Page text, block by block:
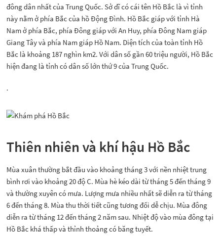
đông dân nhất của Trung Quốc. Sở dĩ có cái tên Hồ Bắc là vì tỉnh
này nằm ở phía Bắc của hồ Động Đình. Hồ Bắc giáp với tỉnh Hà
Nam ở phía Bắc, phía Đông giáp với An Huy, phía Đông Nam giáp
Giang Tây và phía Nam giáp Hồ Nam. Diện tích của toàn tỉnh Hồ
Bắc là khoảng 187 nghìn km2. Với dân số gần 60 triệu người, Hồ Bắc
hiện đang là tỉnh có dân số lớn thứ 9 của Trung Quốc.
.
Thiên nhiên và khí hậu Hồ Bắc
Mùa xuân thường bắt đầu vào khoảng tháng 3 với nền nhiệt trung
bình rơi vào khoảng 20 độ C. Mùa hè kéo dài từ tháng 5 đến tháng 9
và thường xuyên có mưa. Lượng mưa nhiều nhất sẽ diễn ra từ tháng
6 đến tháng 8. Mùa thu thời tiết cũng tương đối dễ chịu. Mùa đông
diễn ra từ tháng 12 đến tháng 2 năm sau. Nhiệt độ vào mùa đông tại
Hồ Bắc khá thấp và thỉnh thoảng có băng tuyết.